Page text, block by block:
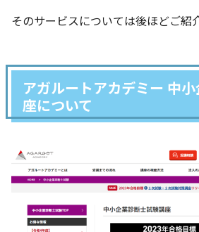
そのサービスについては後ほどご紹
アガルートアカデミー 中
座について